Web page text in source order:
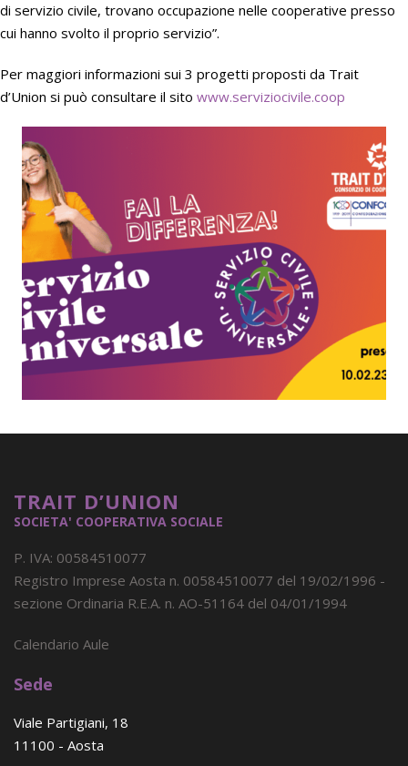
di servizio civile, trovano occupazione nelle cooperative presso
cui hanno svolto il proprio servizio”.
Per maggiori informazioni sui 3 progetti proposti da Trait
d’Union si può consultare il sito www.serviziocivile.coop
TRAIT D’UNION
SOCIETA' COOPERATIVA SOCIALE
P. IVA: 00584510077
Registro Imprese Aosta n. 00584510077 del 19/02/1996 -
sezione Ordinaria R.E.A. n. AO-51164 del 04/01/1994
Calendario Aule
Sede
Viale Partigiani, 18
11100 - Aosta